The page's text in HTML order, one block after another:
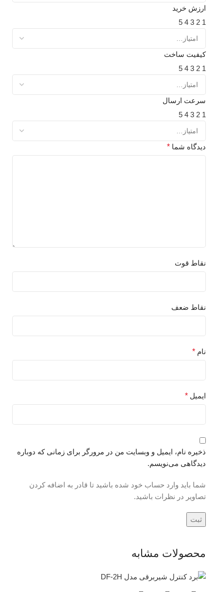
ارزش خرید
1
2
3
4
5
کیفیت ساخت
1
2
3
4
5
سرعت ارسال
1
2
3
4
5
دیدگاه شما *
نقاط قوت
نقاط ضعف
نام *
ایمیل *
ذخیره نام، ایمیل و وبسایت من در مرورگر برای زمانی که دوباره
دیدگاهی می‌نویسم.
شما باید وارد حساب خود شده باشید تا قادر به اضافه کردن
تصاویر در نظرات باشید.
محصولات مشابه